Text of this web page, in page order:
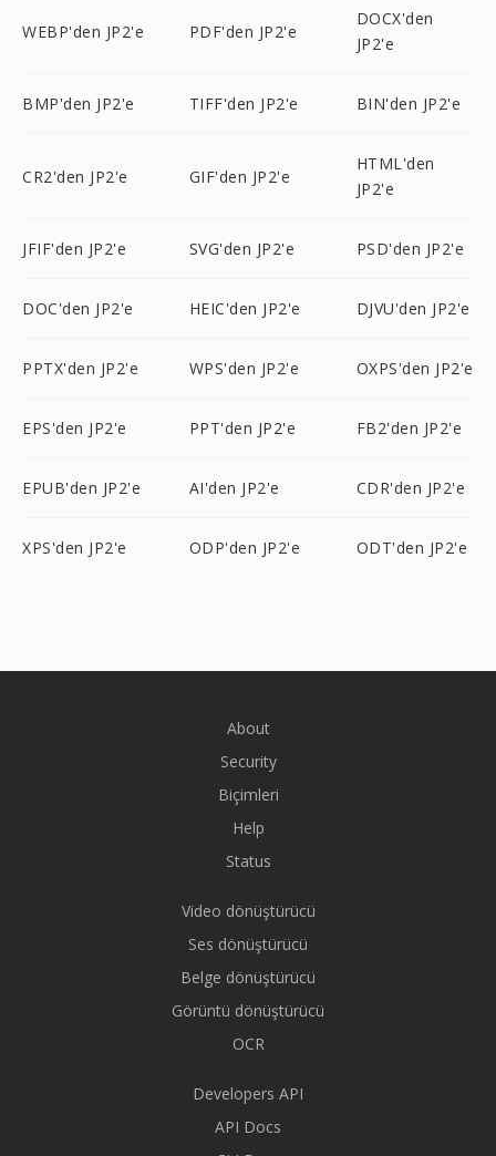
WEBP'den JP2'e PDF'den JP2'e
DOCX'den
JP2'e
BMP'den JP2'e TIFF'den JP2'e BIN'den JP2'e
CR2'den JP2'e GIF'den JP2'e
HTML'den
JP2'e
JFIF'den JP2'e SVG'den JP2'e PSD'den JP2'e
DOC'den JP2'e HEIC'den JP2'e DJVU'den JP2'e
PPTX'den JP2'e WPS'den JP2'e OXPS'den JP2'e
EPS'den JP2'e PPT'den JP2'e FB2'den JP2'e
EPUB'den JP2'e AI'den JP2'e CDR'den JP2'e
XPS'den JP2'e ODP'den JP2'e ODT'den JP2'e
About
Security
Biçimleri
Help
Status
Video dönüştürücü
Ses dönüştürücü
Belge dönüştürücü
Görüntü dönüştürücü
OCR
Developers API
API Docs